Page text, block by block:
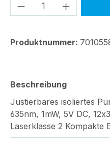
Produkt Anzahl:
Produktnummer:
Beschreibung
Justierbares isoliertes
635nm, 1mW, 5V DC,
Laserklasse 2 Kompakte